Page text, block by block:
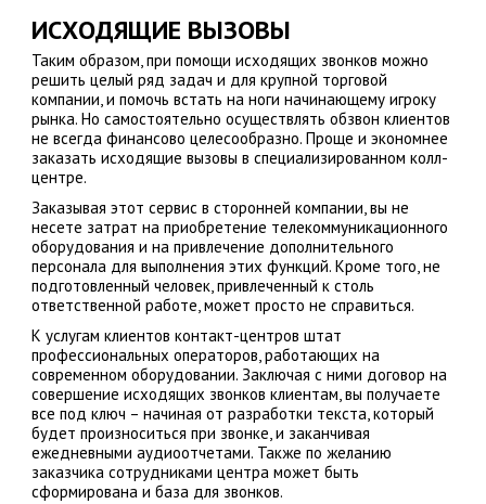
ИСХОДЯЩИЕ ВЫЗОВЫ
Таким образом, при помощи исходящих звонков можно
решить целый ряд задач и для крупной торговой
компании, и помочь встать на ноги начинающему игроку
рынка. Но самостоятельно осуществлять обзвон клиентов
не всегда финансово целесообразно. Проще и экономнее
заказать исходящие вызовы в специализированном колл-
центре.
Заказывая этот сервис в сторонней компании, вы не
несете затрат на приобретение телекоммуникационного
оборудования и на привлечение дополнительного
персонала для выполнения этих функций. Кроме того, не
подготовленный человек, привлеченный к столь
ответственной работе, может просто не справиться.
К услугам клиентов контакт-центров штат
профессиональных операторов, работающих на
современном оборудовании. Заключая с ними договор на
совершение исходящих звонков клиентам, вы получаете
все под ключ – начиная от разработки текста, который
будет произноситься при звонке, и заканчивая
ежедневными аудиоотчетами. Также по желанию
заказчика сотрудниками центра может быть
сформирована и база для звонков.